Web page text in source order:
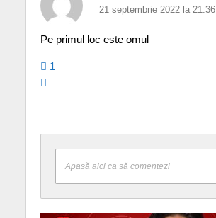
21 septembrie 2022 la 21:36
Pe primul loc este omul
1
Apasă aici ca să comentezi